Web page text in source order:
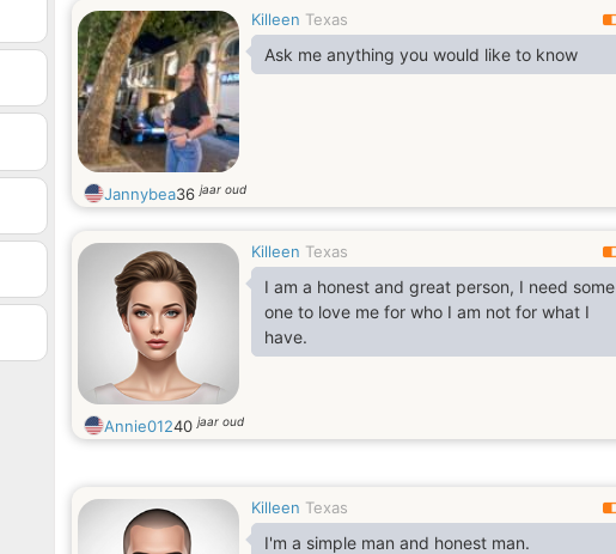
Killeen Texas
Ask me anything you would like to know
Jannybea36jaar oud
Killeen Texas
I am a honest and great person, I need some
one to love me for who I am not for what I
have.
Annie01240jaar oud
Killeen Texas
I'm a simple man and honest man.